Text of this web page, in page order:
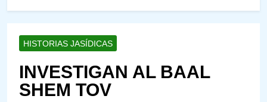
HISTORIAS JASÍDICAS
INVESTIGAN AL BAAL
SHEM TOV